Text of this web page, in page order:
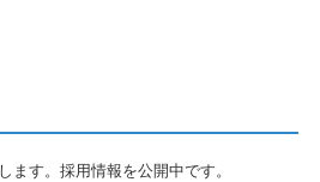
ます。採用情報を公開中です。